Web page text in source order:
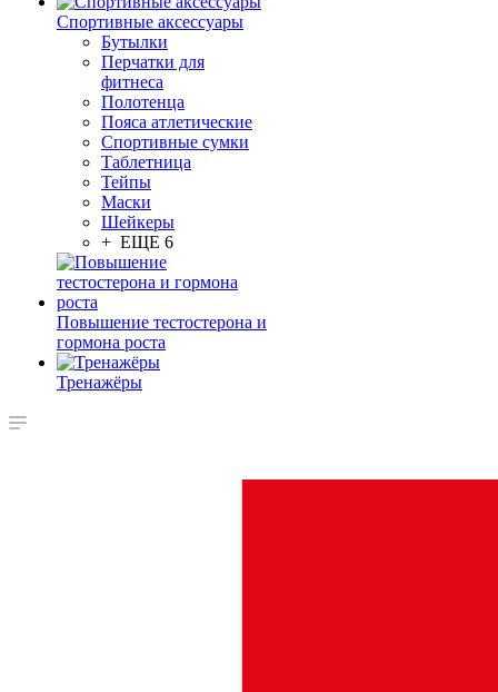
Спортивные аксессуары
Бутылки
Перчатки для
фитнеса
Полотенца
Пояса атлетические
Спортивные сумки
Таблетница
Тейпы
Маски
Шейкеры
+ ЕЩЕ 6
Повышение тестостерона и
гормона роста
Тренажёры